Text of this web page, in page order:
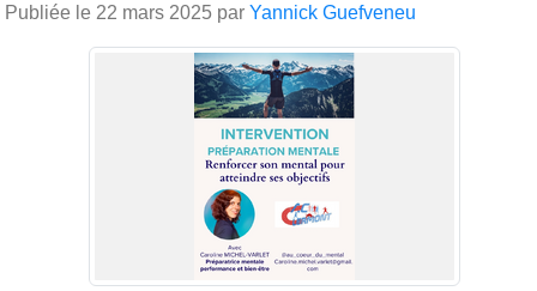
Publiée le 22 mars 2025 par Yannick Guefveneu